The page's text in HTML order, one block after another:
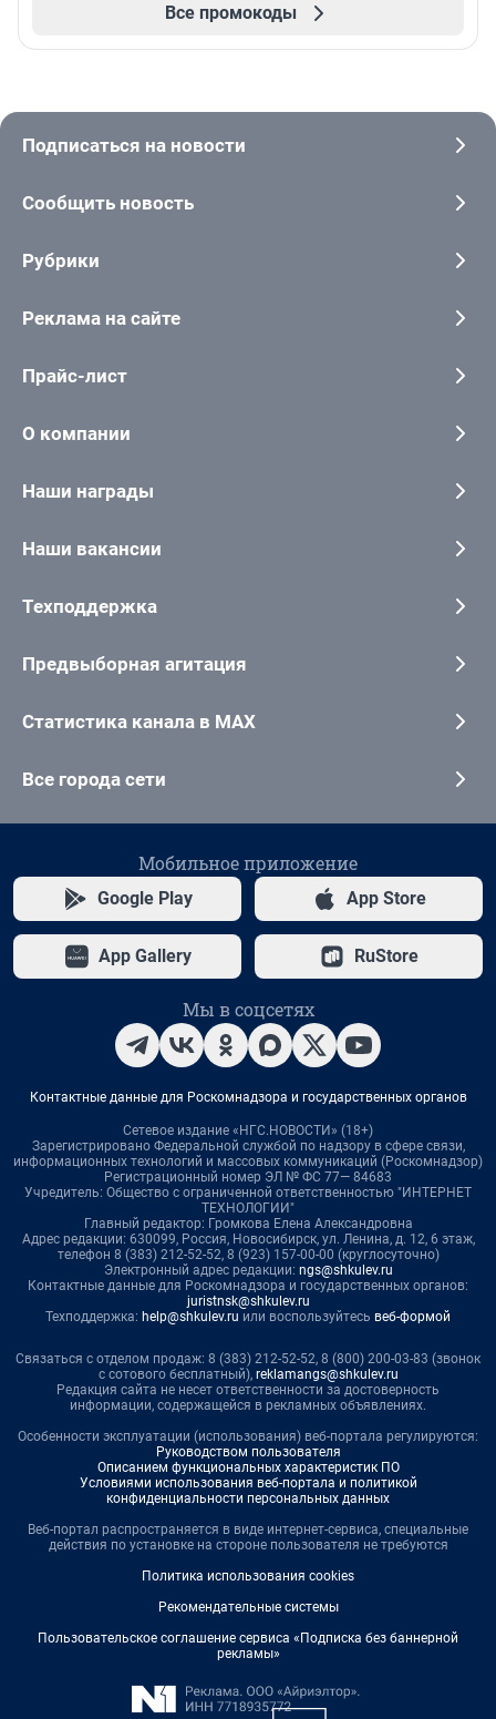
Все промокоды
Подписаться на новости
Сообщить новость
Рубрики
Реклама на сайте
Прайс-лист
О компании
Наши награды
Наши вакансии
Техподдержка
Предвыборная агитация
Статистика канала в MAX
Все города сети
Мобильное приложение
Google Play App Store
App Gallery RuStore
Мы в соцсетях
Контактные данные для Роскомнадзора и государственных органов
Сетевое издание «НГС.НОВОСТИ» (18+)
Зарегистрировано Федеральной службой по надзору в сфере связи,
информационных технологий и массовых коммуникаций (Роскомнадзор)
Регистрационный номер ЭЛ № ФС 77— 84683
Учредитель: Общество с ограниченной ответственностью "ИНТЕРНЕТ
ТЕХНОЛОГИИ"
Главный редактор: Громкова Елена Александровна
Адрес редакции: 630099, Россия, Новосибирск, ул. Ленина, д. 12, 6 этаж,
телефон 8 (383) 212-52-52, 8 (923) 157-00-00 (круглосуточно)
Электронный адрес редакции: ngs@shkulev.ru
Контактные данные для Роскомнадзора и государственных органов:
juristnsk@shkulev.ru
Техподдержка: help@shkulev.ru или воспользуйтесь веб-формой
Связаться с отделом продаж: 8 (383) 212-52-52, 8 (800) 200-03-83 (звонок
с сотового бесплатный), reklamangs@shkulev.ru
Редакция сайта не несет ответственности за достоверность
информации, содержащейся в рекламных объявлениях.
Особенности эксплуатации (использования) веб-портала регулируются:
Руководством пользователя
Описанием функциональных характеристик ПО
Условиями использования веб-портала и политикой
конфиденциальности персональных данных
Веб-портал распространяется в виде интернет-сервиса, специальные
действия по установке на стороне пользователя не требуются
Политика использования cookies
Рекомендательные системы
Пользовательское соглашение сервиса «Подписка без баннерной
рекламы»